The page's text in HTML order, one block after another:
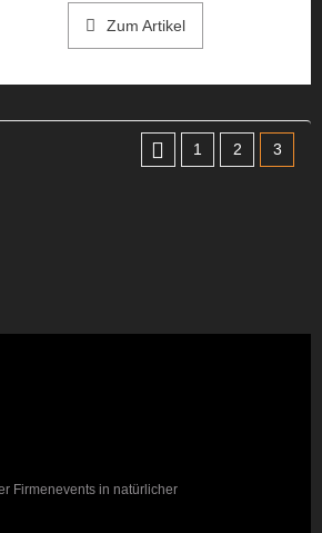
Zum Artikel
1 2 3
Firmenevents in natürlicher